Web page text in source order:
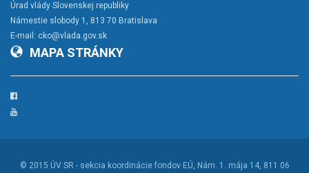
Úrad vlády Slovenskej republiky
Námestie slobody 1, 813 70 Bratislava
E-mail: cko@vlada.gov.sk
MAPA STRÁNKY
Facebook
YouTube
© 2015 ÚV SR - sekcia koordinácie fondov EÚ, Nám. 1. mája 14, 811 06